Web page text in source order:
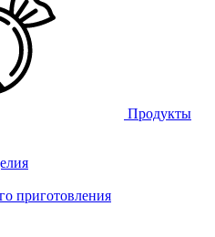
Продукты
приготовления